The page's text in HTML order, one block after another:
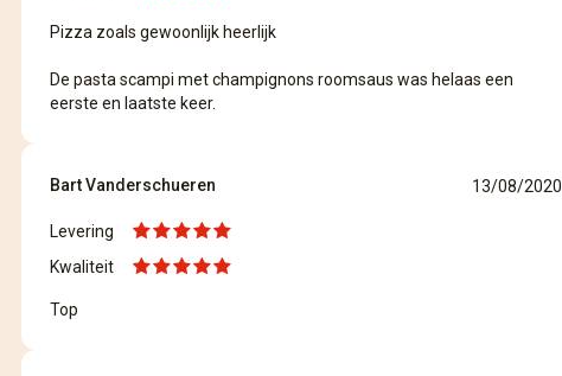
Pizza zoals gewoonlijk heerlijk
De pasta scampi met champignons roomsaus was helaas een
eerste en laatste keer.
Bart Vanderschueren 13/08/2020
Levering
Kwaliteit
Top